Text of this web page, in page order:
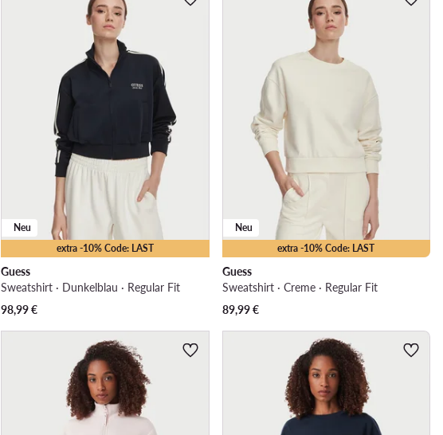
extra -10% Code: LAST
Neu
Guess
Sweatshirt · Dunkelblau · Regular Fit
98,99€
extra -10% Code: LAST
Neu
Guess
Sweatshirt · Creme · Regular Fit
89,99€